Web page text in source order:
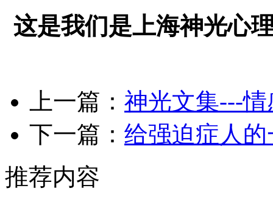
这是我们是上海神光心
上一篇： 神光文集---
下一篇： 给强迫症人
推荐内容